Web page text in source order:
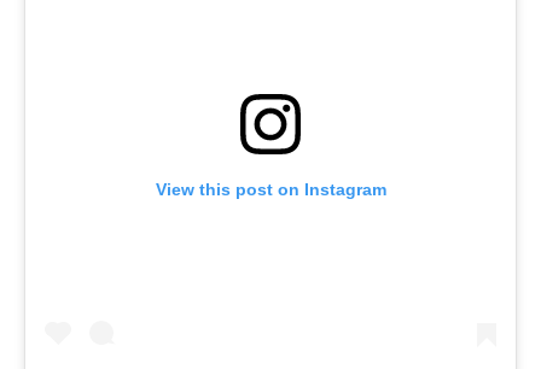
View this post on Instagram